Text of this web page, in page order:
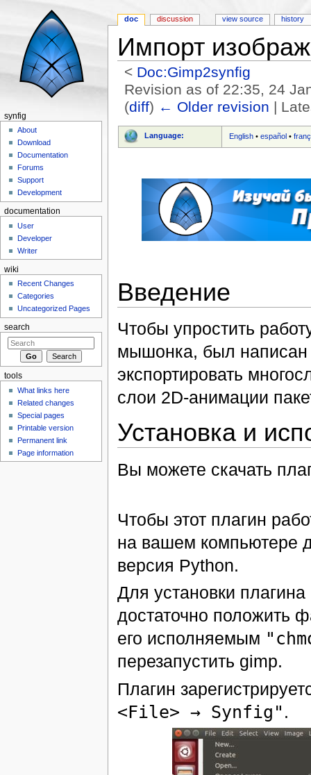
Импорт
< Doc:Gimp2synfig
Revision as of 22:35, 24
(diff) ← Older revision |
Language: English •español •
Введение
Чтобы упростить
мышонка, был
экспортировать
слои 2D-анимации
Установка и
Вы можете скачать
Чтобы этот плагин
на вашем компьютере
версия Python.
Для установки
достаточно положить
его исполняемым
перезапустить gimp.
Плагин
<File> → Synfig" .
doc discussion view source history
synfig
About
Download
Documentation
Forums
Support
Development
documentation
User
Developer
Writer
wiki
Recent Changes
Categories
Uncategorized Pages
search
tools
What links here
Related changes
Special pages
Printable version
Permanent link
Page information